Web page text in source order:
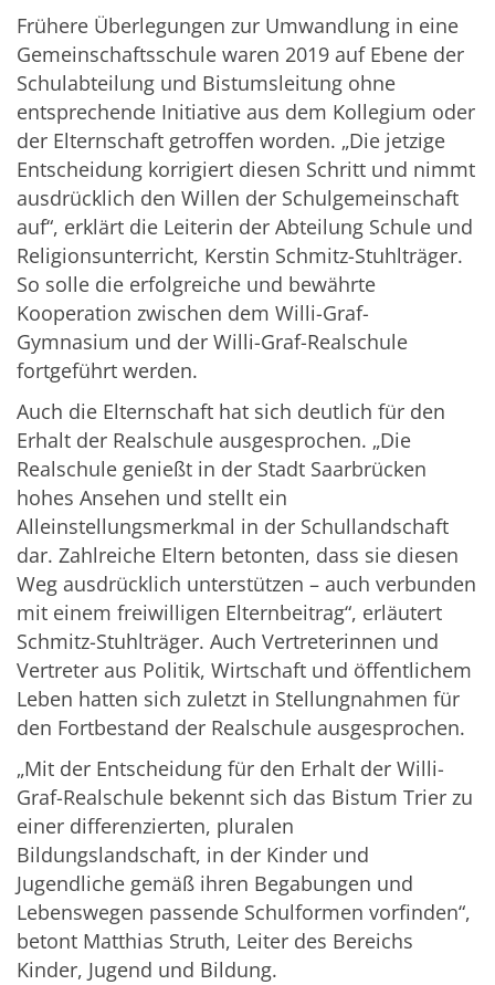
Frühere Überlegungen zur Umwandlung in eine
Gemeinschaftsschule waren 2019 auf Ebene der
Schulabteilung und Bistumsleitung ohne
entsprechende Initiative aus dem Kollegium oder
der Elternschaft getroffen worden. „Die jetzige
Entscheidung korrigiert diesen Schritt und nimmt
ausdrücklich den Willen der Schulgemeinschaft
auf“, erklärt die Leiterin der Abteilung Schule und
Religionsunterricht, Kerstin Schmitz-Stuhlträger.
So solle die erfolgreiche und bewährte
Kooperation zwischen dem Willi-Graf-
Gymnasium und der Willi-Graf-Realschule
fortgeführt werden.
Auch die Elternschaft hat sich deutlich für den
Erhalt der Realschule ausgesprochen. „Die
Realschule genießt in der Stadt Saarbrücken
hohes Ansehen und stellt ein
Alleinstellungsmerkmal in der Schullandschaft
dar. Zahlreiche Eltern betonten, dass sie diesen
Weg ausdrücklich unterstützen – auch verbunden
mit einem freiwilligen Elternbeitrag“, erläutert
Schmitz-Stuhlträger. Auch Vertreterinnen und
Vertreter aus Politik, Wirtschaft und öffentlichem
Leben hatten sich zuletzt in Stellungnahmen für
den Fortbestand der Realschule ausgesprochen.
„Mit der Entscheidung für den Erhalt der Willi-
Graf-Realschule bekennt sich das Bistum Trier zu
einer differenzierten, pluralen
Bildungslandschaft, in der Kinder und
Jugendliche gemäß ihren Begabungen und
Lebenswegen passende Schulformen vorfinden“,
betont Matthias Struth, Leiter des Bereichs
Kinder, Jugend und Bildung.